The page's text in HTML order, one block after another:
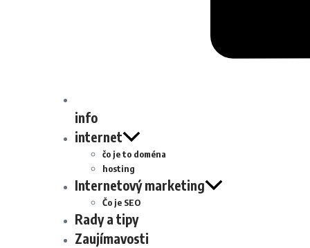
info
internet
čo je to doména
hosting
Internetový marketing
Čo je SEO
Rady a tipy
Zaujímavosti